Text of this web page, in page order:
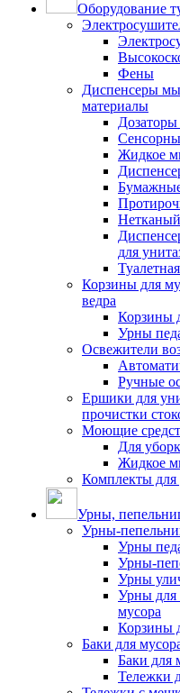
Оборудование
Фены
Диспенсеры
материалы
Жидкое
для
Корзины для
ведра
Корзины
Урны
Освежители
Ручные
Ершики для
прочистки
Моющие
Для
Жидкое
Комплекты для
Урны,
Урны-
Урны
Урны-
Урны
Урны для
мусора
Корзины
Баки для
Баки для
Тележки